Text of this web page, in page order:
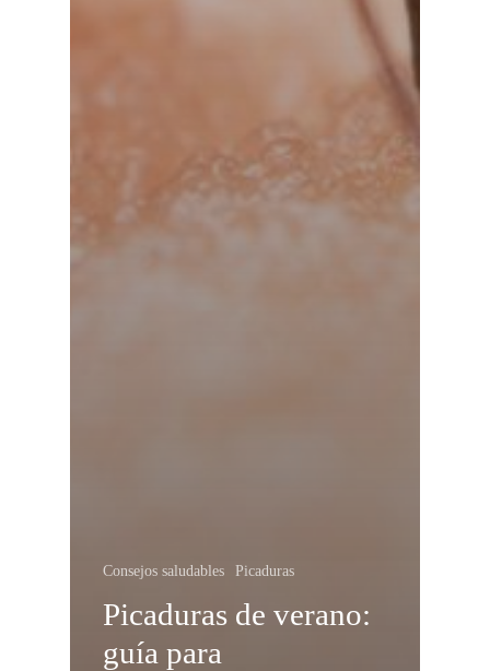
Consejos saludables Picaduras
Picaduras de verano:
guía para